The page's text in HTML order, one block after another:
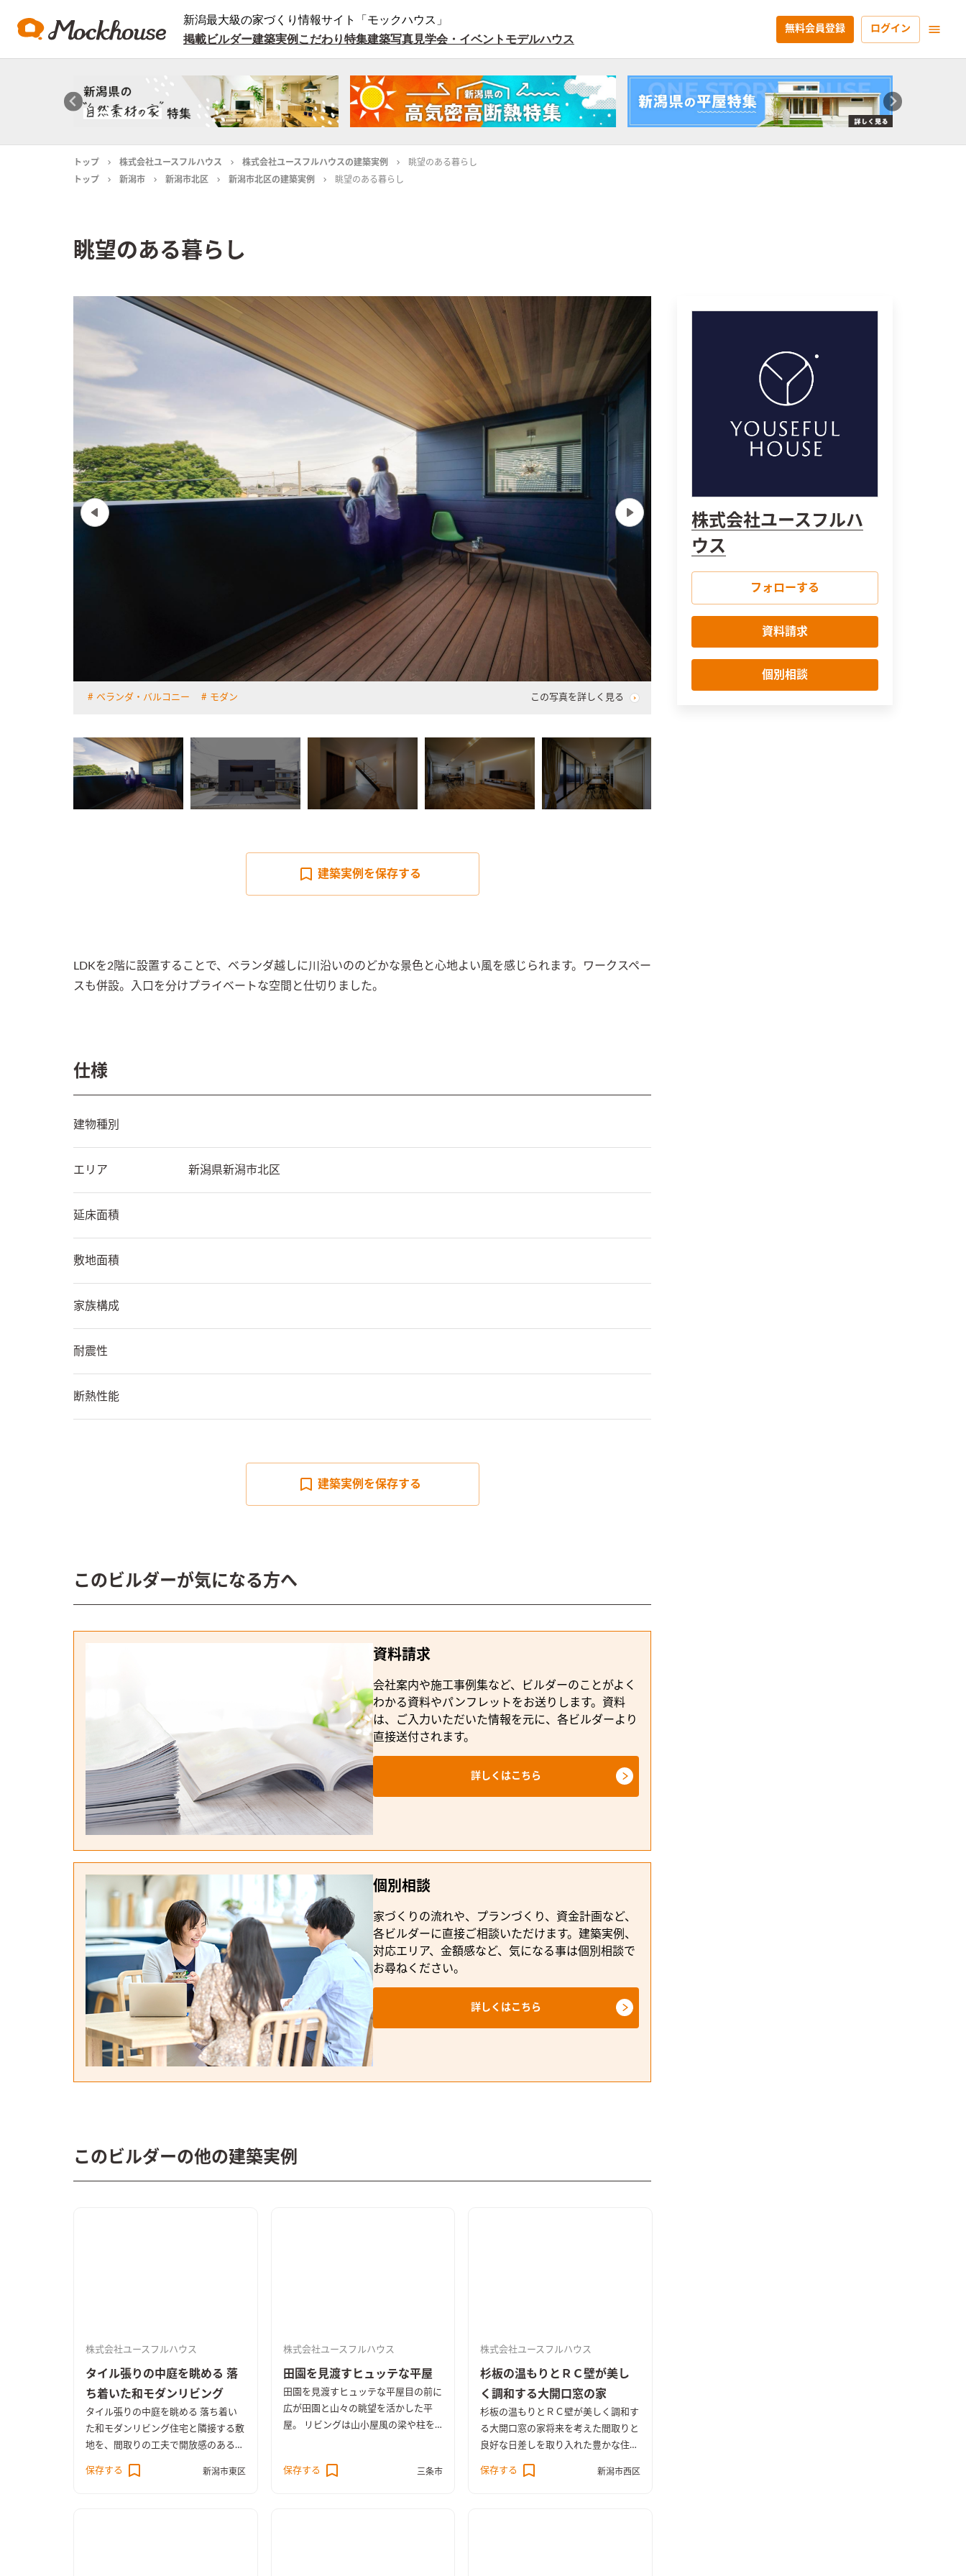
新潟最大級の家づくり情報サイト「モックハウス」
掲載ビルダー建築実例 こだわり特集建築写真見学会・イベント モデルハウス
無料会員登録 ログイン
トップ 株式会社ユースフルハウス 株式会社ユースフルハウスの建築実例
眺望のある暮らし
トップ
新潟市 新潟市北区 新潟市北区の建築実例 眺望のある暮らし
眺望のある暮らし
ベランダ・バルコニー モダン この写真を詳しく見る
建築実例を保存する
LDKを2階に設置することで、ベランダ越しに川沿いののどかな景色と心地よい風を感じられます。ワークスペー
スも併設。入口を分けプライベートな空間と仕切りました。
仕様
建物種別
エリア 新潟県新潟市北区
延床面積
敷地面積
家族構成
耐震性
断熱性能
建築実例を保存する
このビルダーが気になる方へ
資料請求
会社案内や施工事例集など、ビルダーのことがよく
わかる資料やパンフレットをお送りします。資料
は、ご入力いただいた情報を元に、各ビルダーより
直接送付されます。
詳しくはこちら
個別相談
家づくりの流れや、プランづくり、資金計画など、
各ビルダーに直接ご相談いただけます。建築実例、
対応エリア、金額感など、気になる事は個別相談で
お尋ねください。
詳しくはこちら
このビルダーの他の建築実例
株式会社ユースフルハウス
タイル張りの中庭を眺める 落
ち着いた和モダンリビング
タイル張りの中庭を眺める 落ち着い
た和モダンリビング住宅と隣接する敷
地を、間取りの工夫で開放感のあるコ
ートハウスへ。 住宅街の中に位置し
ていてもプライベートで開放感ある暮
保存する 新潟市東区
株式会社ユースフルハウス
田園を見渡すヒュッテな平屋
田園を見渡すヒュッテな平屋 目の前に
広が田園と山々の眺望を活かした平
屋。 リビングは山小屋風の梁や柱を
玄関土間からつながるリビングダイニ
保存する 三条市
株式会社ユースフルハウス
杉板の温もりとＲＣ壁が美し
く調和する大開口窓の家
杉板の温もりとＲＣ壁が美しく調和す
る大開口窓の家将来を考えた間取りと
良好な日差しを取り入れた豊かな住環
境。 持続可能な素材を使用すること
で、環境や地域に貢献する住まいづく
保存する 新潟市西区
株式会社ユースフルハ
ウス
フォローする
資料請求
個別相談